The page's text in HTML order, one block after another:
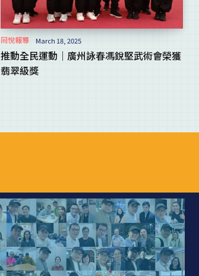
同悅報導 March 18, 2025
推動全民運動｜廣州詠春馮銳堅武術會榮獲
翡翠級獎